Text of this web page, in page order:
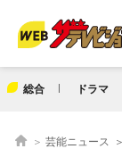
総合 ドラマ
芸能ニュース